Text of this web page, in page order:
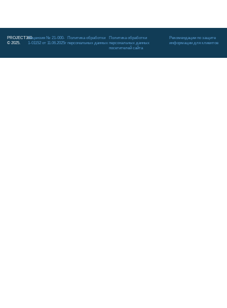
PROJECT360
© 2025.
Лицензия № 21-000-
1-01152 от 11.06.2025г
Политика обработки
персональных данных
Политика обработки
персональных данных
посетителей сайта
Рекомендации по защите
информации для клиентов